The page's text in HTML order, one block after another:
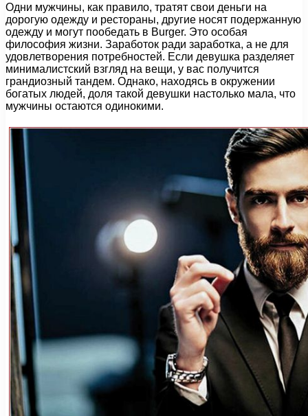
Одни мужчины, как правило, тратят свои деньги на
дорогую одежду и рестораны, другие носят подержанную
одежду и могут пообедать в Burger. Это особая
философия жизни. Заработок ради заработка, а не для
удовлетворения потребностей. Если девушка разделяет
минималистский взгляд на вещи, у вас получится
грандиозный тандем. Однако, находясь в окружении
богатых людей, доля такой девушки настолько мала, что
мужчины остаются одинокими.